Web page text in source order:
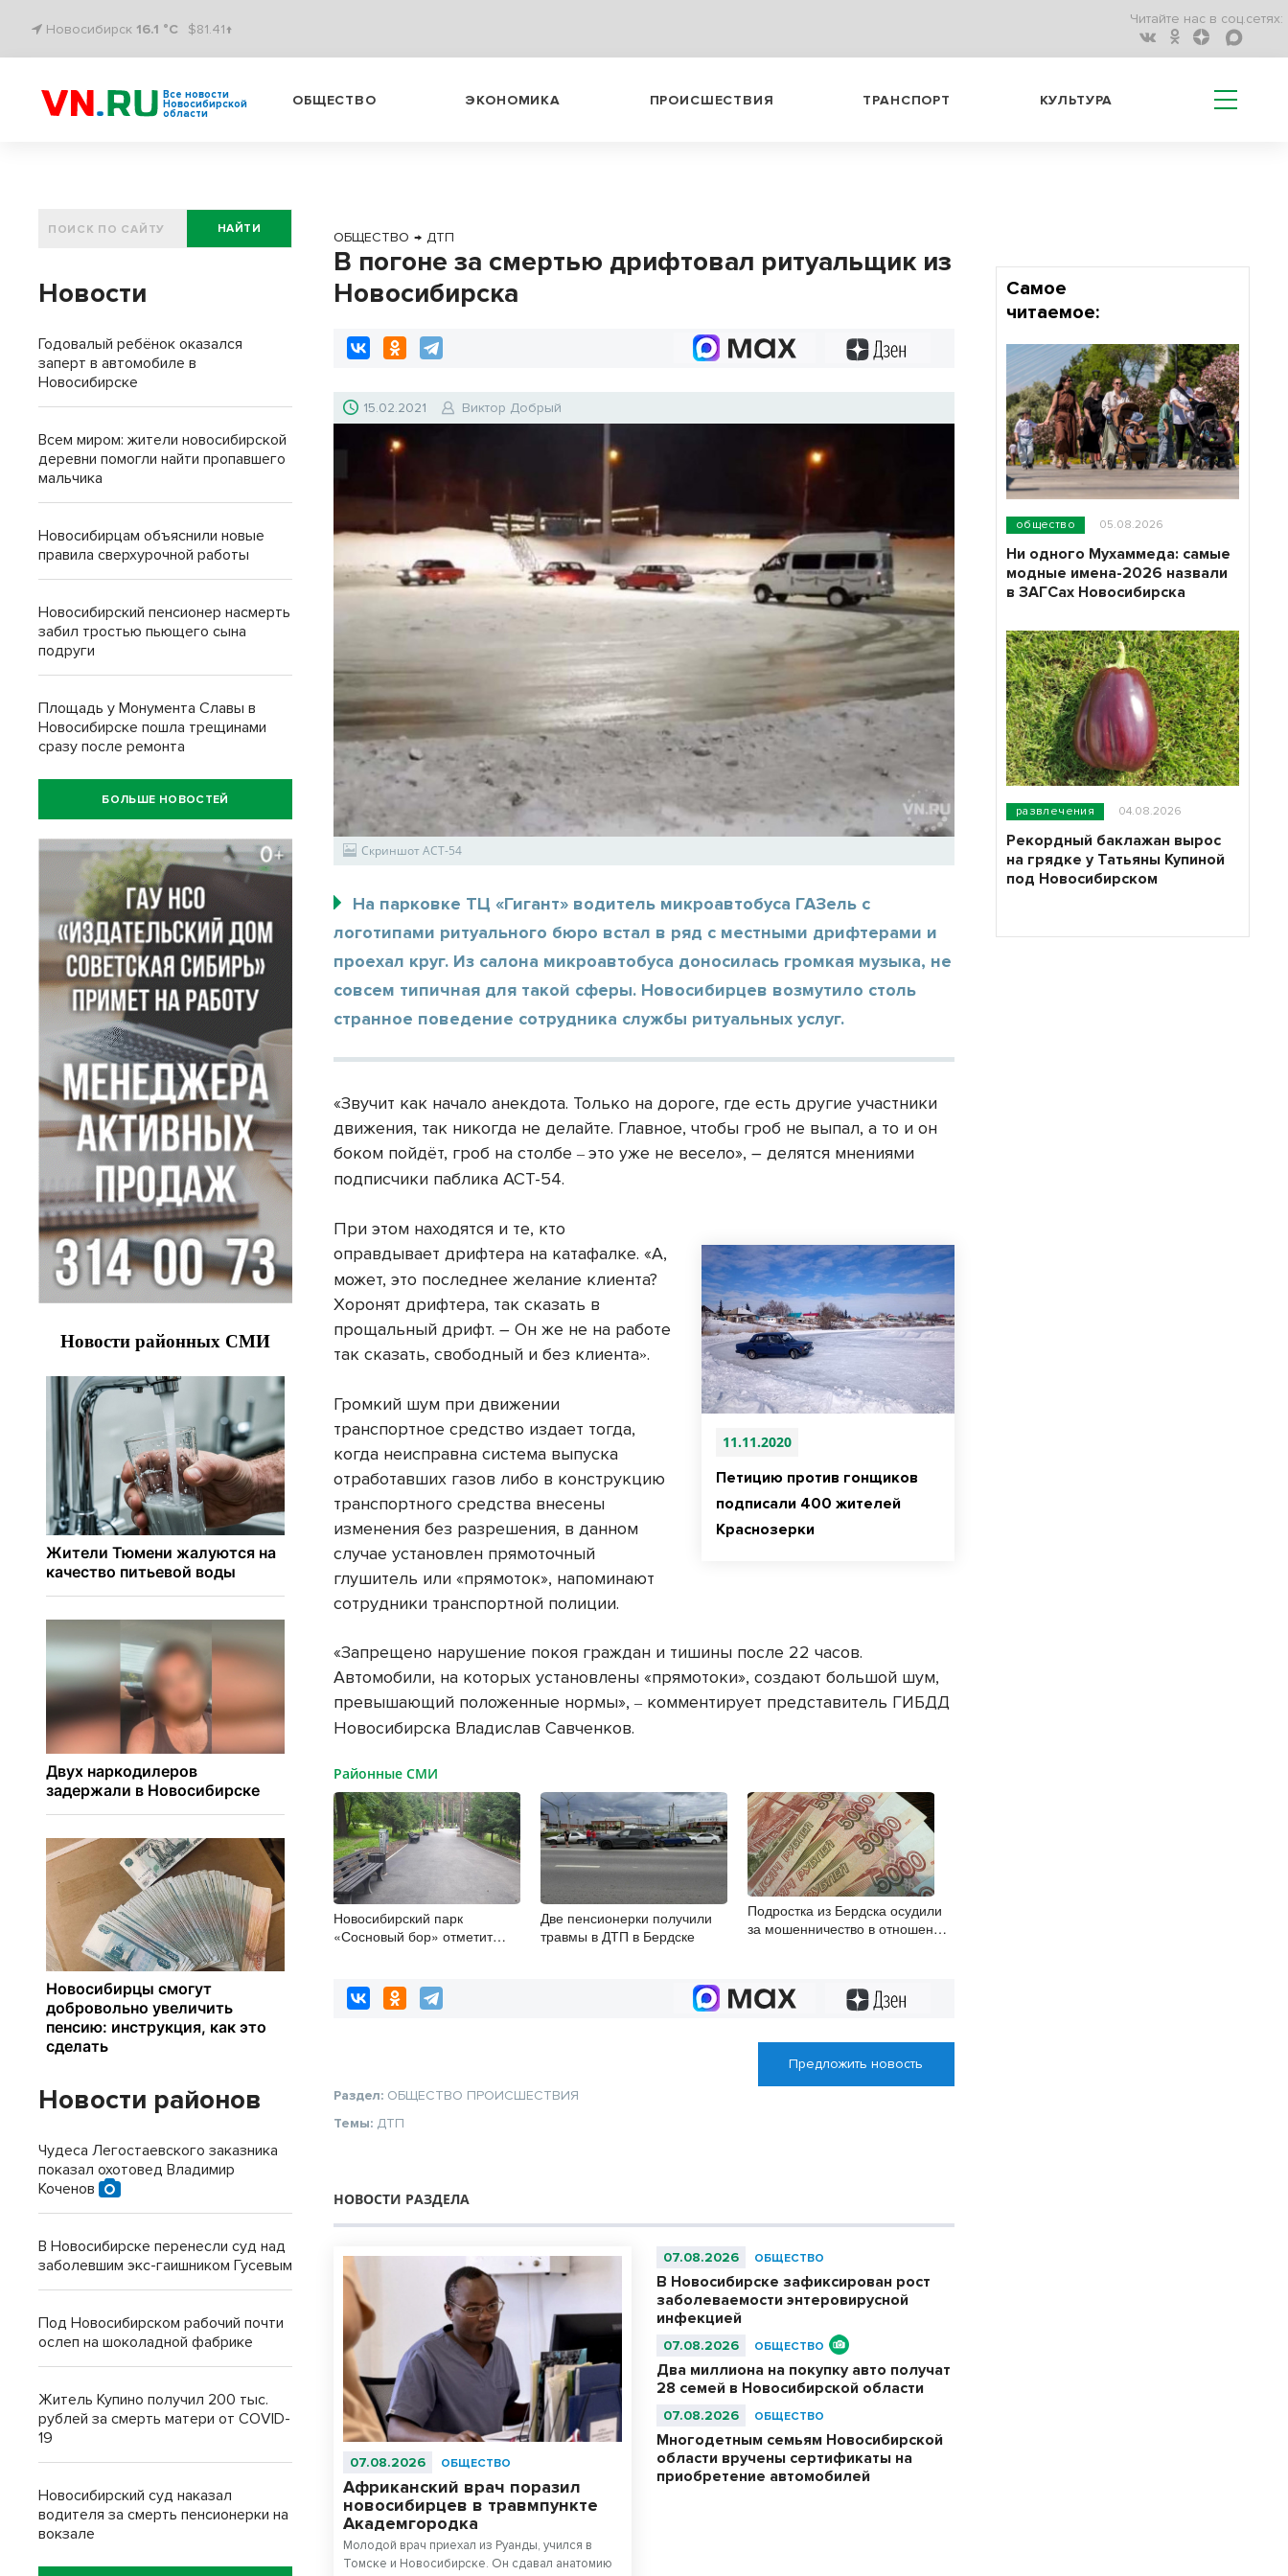
Новосибирск 16.1 °C $81.41↑
Читайте нас в соц.сетях:
Все новости
Новосибирской
области
ОБЩЕСТВО ЭКОНОМИКА ПРОИСШЕСТВИЯ ТРАНСПОРТ КУЛЬТУРА
ОБЩЕСТВО → ДТП
В погоне за смертью дрифтовал ритуальщик из
Новосибирска
15.02.2021 Виктор Добрый
Скриншот АСТ-54
На парковке ТЦ «Гигант» водитель микроавтобуса ГАЗель с
логотипами ритуального бюро встал в ряд с местными дрифтерами и
проехал круг. Из салона микроавтобуса доносилась громкая музыка, не
совсем типичная для такой сферы. Новосибирцев возмутило столь
странное поведение сотрудника службы ритуальных услуг.
«Звучит как начало анекдота. Только на дороге, где есть другие участники
движения, так никогда не делайте. Главное, чтобы гроб не выпал, а то и он
боком пойдёт, гроб на столбе– это уже не весело»,– делятся мнениями
подписчики паблика АСТ-54.
11.11.2020
Петицию против гонщиков
подписали 400 жителей
Краснозерки
При этом находятся и те, кто
оправдывает дрифтера на катафалке. «А,
может, это последнее желание клиента?
Хоронят дрифтера, так сказать в
прощальный дрифт.– Он же не на работе
так сказать, свободный и без клиента».
Громкий шум при движении
транспортное средство издает тогда,
когда неисправна система выпуска
отработавших газов либо в конструкцию
транспортного средства внесены
изменения без разрешения, в данном
случае установлен прямоточный
глушитель или «прямоток», напоминают
сотрудники транспортной полиции.
«Запрещено нарушение покоя граждан и тишины после 22 часов.
Автомобили, на которых установлены «прямотоки», создают большой шум,
превышающий положенные нормы»,– комментирует представитель ГИБДД
Новосибирска Владислав Савченков.
Районные СМИ
Новосибирский парк
«Сосновый бор» отметит
Две пенсионерки получили
травмы в ДТП в Бердске
Подростка из Бердска осудили
за мошенничество в отношении
Предложить новость
Раздел: ОБЩЕСТВО ПРОИСШЕСТВИЯ
Темы: ДТП
НОВОСТИ РАЗДЕЛА
07.08.2026 ОБЩЕСТВО
Африканский врач поразил
новосибирцев в травмпункте
Академгородка
Молодой врач приехал из Руанды, учился в
Томске и Новосибирске. Он сдавал анатомию
07.08.2026 ОБЩЕСТВО
В Новосибирске зафиксирован рост
заболеваемости энтеровирусной
инфекцией
07.08.2026 ОБЩЕСТВО
Два миллиона на покупку авто получат
28 семей в Новосибирской области
07.08.2026 ОБЩЕСТВО
Многодетным семьям Новосибирской
области вручены сертификаты на
приобретение автомобилей
НАЙТИ
Новости
Годовалый ребёнок оказался
заперт в автомобиле в
Новосибирске
Всем миром: жители новосибирской
деревни помогли найти пропавшего
мальчика
Новосибирцам объяснили новые
правила сверхурочной работы
Новосибирский пенсионер насмерть
забил тростью пьющего сына
подруги
Площадь у Монумента Славы в
Новосибирске пошла трещинами
сразу после ремонта
БОЛЬШЕ НОВОСТЕЙ
Новости районов
Чудеса Легостаевского заказника
показал охотовед Владимир
Коченов
В Новосибирске перенесли суд над
заболевшим экс-гаишником Гусевым
Под Новосибирском рабочий почти
ослеп на шоколадной фабрике
Житель Купино получил 200 тыс.
рублей за смерть матери от COVID-
19
Новосибирский суд наказал
водителя за смерть пенсионерки на
вокзале
Самое
читаемое:
общество 05.08.2026
Ни одного Мухаммеда: самые
модные имена-2026 назвали
в ЗАГСах Новосибирска
развлечения 04.08.2026
Рекордный баклажан вырос
на грядке у Татьяны Купиной
под Новосибирском